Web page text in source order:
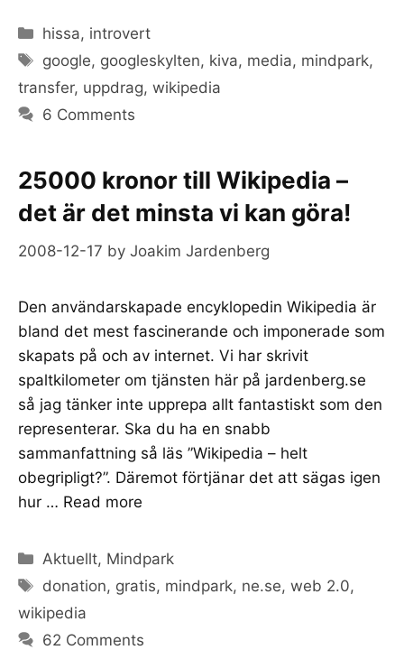
Categories
hissa, introvert
Tags
google, googleskylten, kiva, media, mindpark,
transfer, uppdrag, wikipedia
6 Comments
25000 kronor till Wikipedia –
det är det minsta vi kan göra!
2008-12-17 by Joakim Jardenberg
Den användarskapade encyklopedin Wikipedia är
bland det mest fascinerande och imponerade som
skapats på och av internet. Vi har skrivit
spaltkilometer om tjänsten här på jardenberg.se
så jag tänker inte upprepa allt fantastiskt som den
representerar. Ska du ha en snabb
sammanfattning så läs ”Wikipedia – helt
obegripligt?”. Däremot förtjänar det att sägas igen
hur … Read more
Categories
Aktuellt, Mindpark
Tags
donation, gratis, mindpark, ne.se,web 2.0,
wikipedia
62 Comments